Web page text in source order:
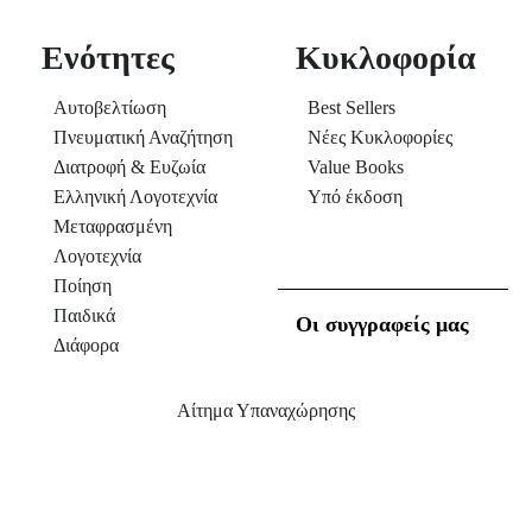
Ενότητες
Αυτοβελτίωση
Πνευματική Αναζήτηση
Διατροφή & Ευζωία
Ελληνική Λογοτεχνία
Μεταφρασμένη
Λογοτεχνία
Ποίηση
Παιδικά
Διάφορα
Κυκλοφορία
Best Sellers
Νέες Κυκλοφορίες
Value Books
Υπό έκδοση
Οι συγγραφείς μας
Αίτημα Υπαναχώρησης